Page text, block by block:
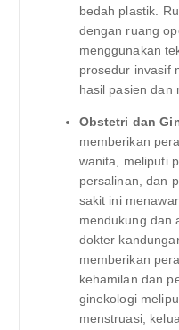
bedah plastik.
dengan ruang
menggunakan
prosedur invasif
hasil pasien dan
Obstetri dan
memberikan
wanita, meliputi
persalinan, dan
sakit ini
mendukung dan
dokter
memberikan
kehamilan dan
ginekologi
menstruasi,